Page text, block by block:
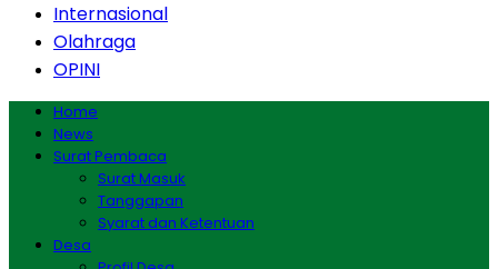
Internasional
Olahraga
OPINI
Home
News
Surat Pembaca
Surat Masuk
Tanggapan
Syarat dan Ketentuan
Desa